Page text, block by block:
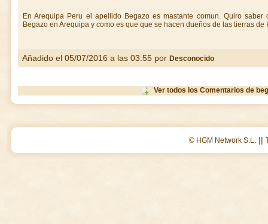
En Arequipa Peru el apellido Begazo es mastante comun. Quiro
Begazo en Arequipa y como es que que se hacen dueños de las tierras de
Añadido el 05/07/2016 a las 03:55 por Desconocido
Ver todos los Comentarios de
© HGM Network S.L. ||